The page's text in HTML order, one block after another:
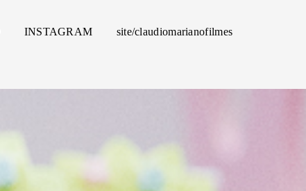
INSTAGRAM site/claudiomarianofilmes